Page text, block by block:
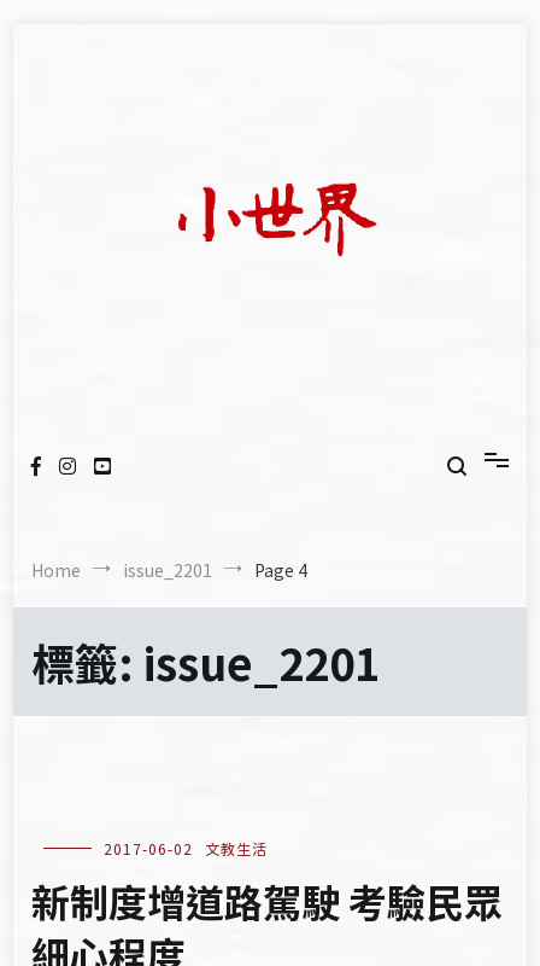
Home issue_2201 Page 4
標籤: issue_2201
2017-06-02 文教生活
新制度增道路駕駛 考驗民眾
細心程度